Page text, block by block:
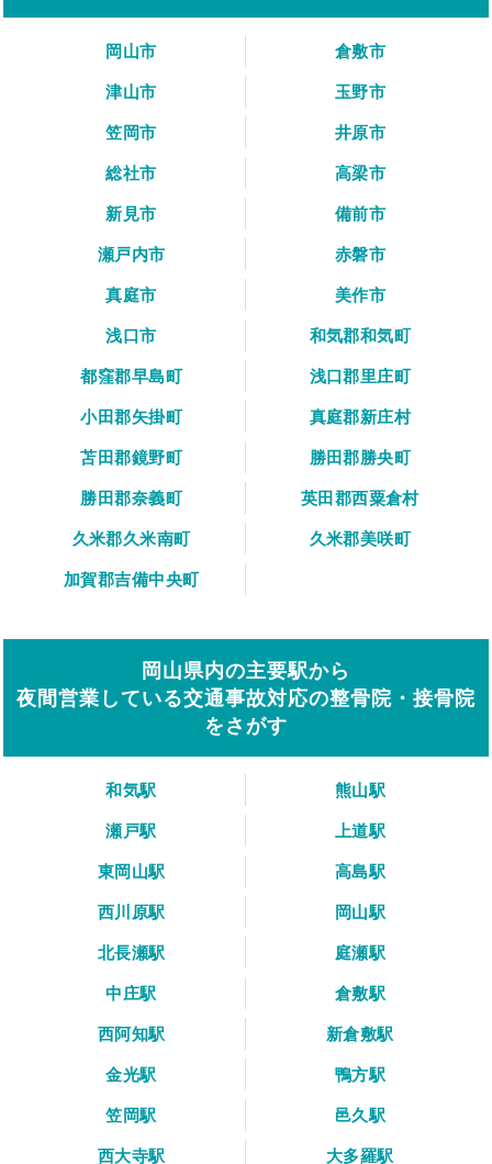
岡山市
倉敷市
津山市
玉野市
笠岡市
井原市
総社市
高梁市
新見市
備前市
瀬戸内市
赤磐市
真庭市
美作市
浅口市
和気郡和気町
都窪郡早島町
浅口郡里庄町
小田郡矢掛町
真庭郡新庄村
苫田郡鏡野町
勝田郡勝央町
勝田郡奈義町
英田郡西粟倉村
久米郡久米南町
久米郡美咲町
加賀郡吉備中央町
岡山県内の主要駅から
夜間営業している交通事故対応の整骨院・接骨院
をさがす
和気駅
熊山駅
瀬戸駅
上道駅
東岡山駅
高島駅
西川原駅
岡山駅
北長瀬駅
庭瀬駅
中庄駅
倉敷駅
西阿知駅
新倉敷駅
金光駅
鴨方駅
笠岡駅
邑久駅
西大寺駅
大多羅駅